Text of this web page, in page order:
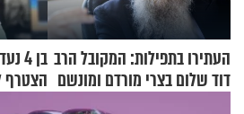
העתירו בתפילות: המקובל הרב
דוד שלום בצרי מורדם ומונשם
בן
הצטרף